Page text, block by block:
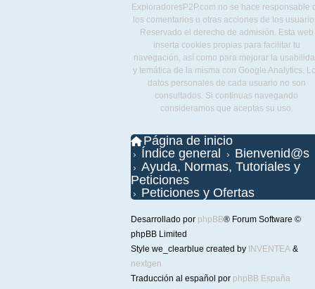
ExploradoresP2P.com no se hace responsable
los comentarios u otras acciones de los
Reservado el derecho de admisión. Esta web
inserta cookies propias para facilitar tu
navegación, así como para mejorar la
y temática de la misma con Google Analytics.
datos personales de cada usuario no son
consultados. Si continuas navegando
consideramos que aceptas su uso.
Página de inicio
Índice general
Bienvenid@s
Ayuda, Normas, Tutoriales y
Peticiones
Peticiones y Ofertas
Desarrollado por phpBB® Forum Software ©
phpBB Limited
Style we_clearblue created by INVENTEA &
nextgen
Traducción al español por phpBB España